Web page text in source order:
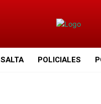
SALTA POLICIALES